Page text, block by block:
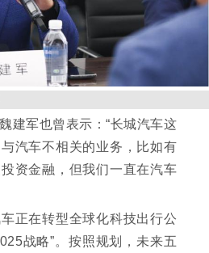
建军也曾表示：“长城汽车这
汽车不相关的业务，比如有
资金融，但我们一直在汽车
正在转型全球化科技出行公
战略”。按照规划，未来五